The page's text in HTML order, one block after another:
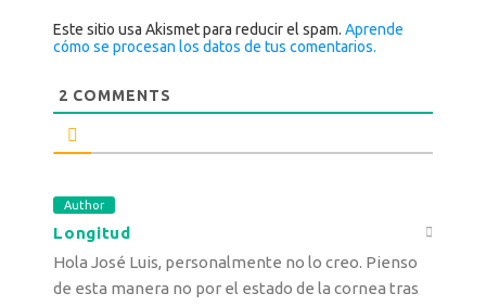
Este sitio usa Akismet para reducir el spam.Aprende
cómo se procesan los datos de tus comentarios.
2 COMMENTS
Author
Longitud
Hola José Luis, personalmente no lo creo. Pienso
de esta manera no por el estado de la cornea tras